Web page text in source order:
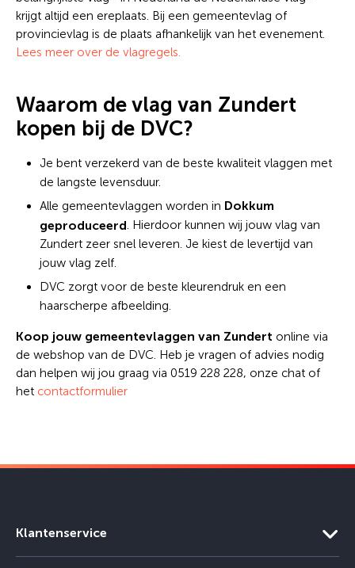
krijgt altijd een ereplaats. Bij een gemeentevlag of
provincievlag is de plaats afhankelijk van het evenement.
Lees meer over de vlagregels.
Waarom de vlag van Zundert
kopen bij de DVC?
Je bent verzekerd van de beste kwaliteit vlaggen met
de langste levensduur.
Alle gemeentevlaggen worden in Dokkum
geproduceerd . Hierdoor kunnen wij jouw vlag van
Zundert zeer snel leveren. Je kiest de levertijd van
jouw vlag zelf.
DVC zorgt voor de beste kleurendruk en een
haarscherpe afbeelding.
Koop jouw gemeentevlaggen van Zundert online via
de webshop van de DVC. Heb je vragen of advies nodig
dan helpen wij jou graag via 0519 228 228, onze chat of
het contactformulier
Klantenservice